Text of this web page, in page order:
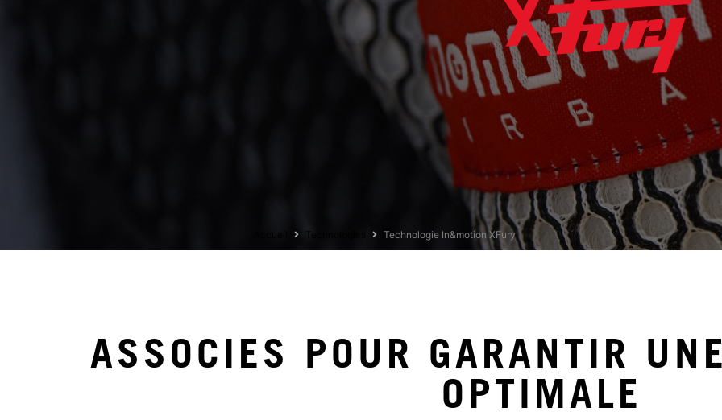
Technologie In&motion XFury
ASSOCIES POUR GARANTIR
OPTIMALE